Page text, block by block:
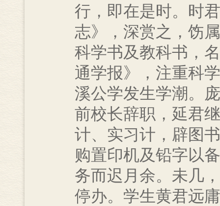
行，即在是时。时
志》，深赏之，饬
科学书及教科书，
通学报》，注重科
溪公学发生学潮。
前校长辞职，延君
计、实习计，辟图
购置印机及铅字以
务而迟月余。未几
停办。学生黄君远